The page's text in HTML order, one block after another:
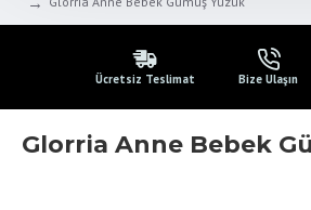
Ücretsiz Teslimat Bize Ulaşın
Glorria Anne Bebek